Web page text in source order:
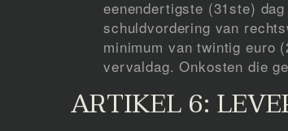
eenendertigste (31ste)
schuldvordering van
minimum van twintig euro
vervaldag. Onkosten die
ARTIKEL 6: